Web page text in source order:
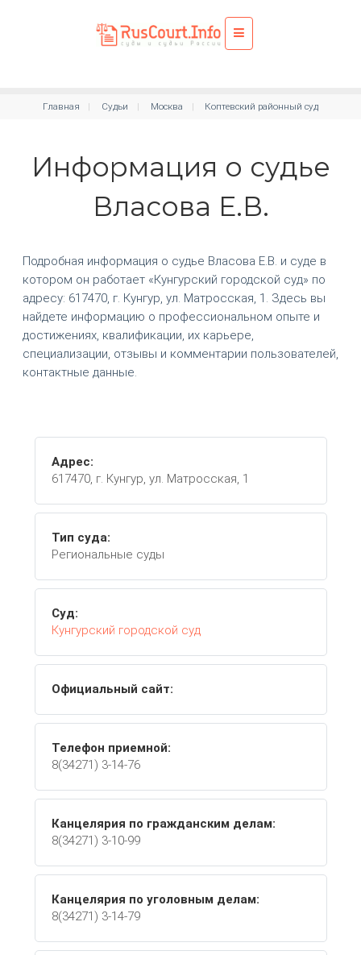
Главная Судьи Москва Коптевский районный суд
Информация о судье
Власова Е.В.
Подробная информация о судье Власова Е.В. и суде в
котором он работает «Кунгурский городской суд» по
адресу: 617470, г. Кунгур, ул. Матросская, 1. Здесь вы
найдете информацию о профессиональном опыте и
достижениях, квалификации, их карьере,
специализации, отзывы и комментарии пользователей,
контактные данные.
Адрес:
617470, г. Кунгур, ул. Матросская, 1
Тип суда:
Региональные суды
Суд:
Кунгурский городской суд
Официальный сайт:
Телефон приемной:
8(34271) 3-14-76
Канцелярия по гражданским делам:
8(34271) 3-10-99
Канцелярия по уголовным делам:
8(34271) 3-14-79